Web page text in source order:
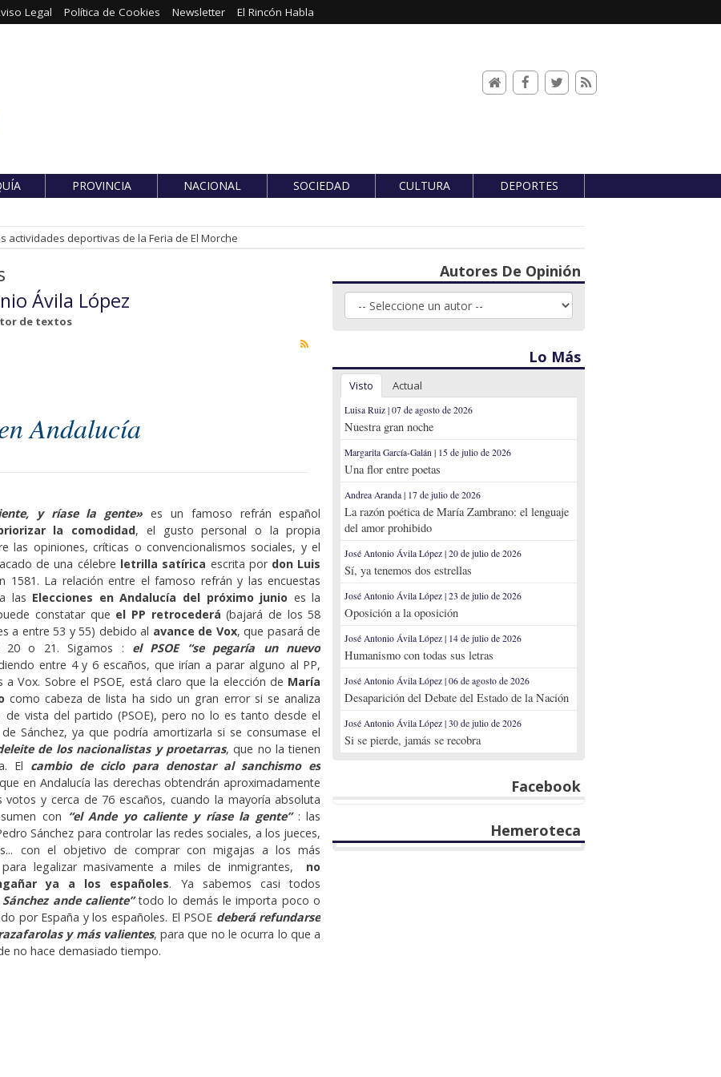
Legal Política de Cookies Newsletter El Rincón Habla
PROVINCIA NACIONAL SOCIEDAD CULTURA DEPORTES
actividades deportivas de la Feria de El Morche
Ávila López
de textos
Andalucía
y ríase la gente» es un famoso refrán español
la comodidad, el gusto personal o la propia
las opiniones, críticas o convencionalismos sociales, y el
de una célebre letrilla satírica escrita por don Luis
1581. La relación entre el famoso refrán y las encuestas
las Elecciones en Andalucía del próximo junio es la
constatar que el PP retrocederá (bajará de los 58
a entre 53 y 55) debido al avance de Vox, que pasará de
20 o 21. Sigamos : el PSOE “se pegaría un nuevo
entre 4 y 6 escaños, que irían a parar alguno al PP,
Vox. Sobre el PSOE, está claro que la elección de María
como cabeza de lista ha sido un gran error si se analiza
de vista del partido (PSOE), pero no lo es tanto desde el
Sánchez, ya que podría amortizarla si se consumase el
de los nacionalistas y proetarras, que no la tienen
El cambio de ciclo para denostar al sanchismo es
en Andalucía las derechas obtendrán aproximadamente
votos y cerca de 76 escaños, cuando la mayoría absoluta
con “el Ande yo caliente y ríase la gente”: las
Sánchez para controlar las redes sociales, a los jueces,
con el objetivo de comprar con migajas a los más
legalizar masivamente a miles de inmigrantes, no
ya a los españoles. Ya sabemos casi todos
ande caliente”todo lo demás le importa poco o
por España y los españoles. El PSOE deberá refundarse
y más valientes, para que no le ocurra lo que a
no hace demasiado tiempo.
Autores De Opinión
Lo Más
Visto Actual
Luisa Ruiz | 07 de agosto de 2026
Nuestra gran noche
Margarita García-Galán | 15 de julio de 2026
Una flor entre poetas
Andrea Aranda | 17 de julio de 2026
La razón poética de María Zambrano: el lenguaje
del amor prohibido
José Antonio Ávila López | 20 de julio de 2026
Sí, ya tenemos dos estrellas
José Antonio Ávila López | 23 de julio de 2026
Oposición a la oposición
José Antonio Ávila López | 14 de julio de 2026
Humanismo con todas sus letras
José Antonio Ávila López | 06 de agosto de 2026
Desaparición del Debate del Estado de la Nación
José Antonio Ávila López | 30 de julio de 2026
Si se pierde, jamás se recobra
Facebook
Hemeroteca